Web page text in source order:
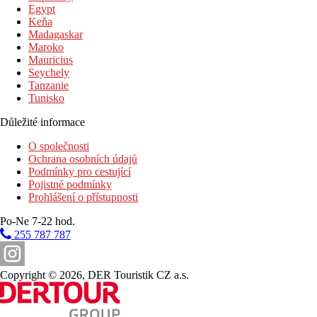
Egypt
Keňa
Madagaskar
Maroko
Mauricius
Seychely
Tanzanie
Tunisko
Důležité informace
O společnosti
Ochrana osobních údajů
Podmínky pro cestující
Pojistné podmínky
Prohlášení o přístupnosti
Po-Ne 7-22 hod.
255 787 787
Copyright © 2026, DER Touristik CZ a.s.